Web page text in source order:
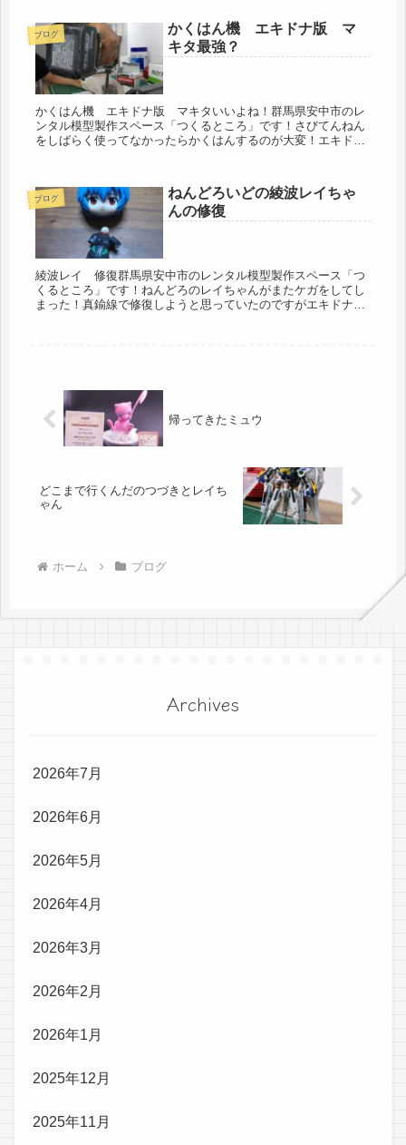
ブログ
かくはん機 エキドナ版 マ
キタ最強？
かくはん機 エキドナ版 マキタいいよね！群馬県安中市のレ
ンタル模型製作スペース「つくるところ」です！さびてんねん
をしばらく使ってなかったらかくはんするのが大変！エキドナ
ブログ
ねんどろいどの綾波レイちゃ
んの修復
綾波レイ 修復群馬県安中市のレンタル模型製作スペース「つ
くるところ」です！ねんどろのレイちゃんがまたケガをしてし
まった！真鍮線で修復しようと思っていたのですがエキドナさ
帰ってきたミュウ
どこまで行くんだのつづきとレイち
ゃん
ホーム ブログ
Archives
2026年7月
2026年6月
2026年5月
2026年4月
2026年3月
2026年2月
2026年1月
2025年12月
2025年11月